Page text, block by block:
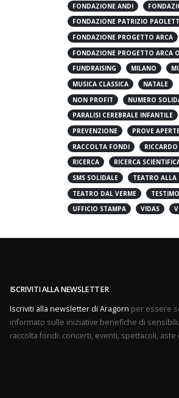
FONDAZIONE ANDI
FONDAZIONE PATRIZIO
FONDAZIONE PROGETTO ARCA
FONDAZIONE PROGETTO ARCA
FUNDRAISING
MILANO
MUSICA CLASSICA
NATALE
NON PROFIT
NUMERO
PARALISI CEREBRALE INFANTILE
PREVENZIONE
PROVE
RACCOLTA FONDI
RICERCA
RICERCA
SMS SOLIDALE
TEATRO ALLA
TEATRO DAL VERME
UFFICIO STAMPA
VIDAS
ISCRIVITI ALLA NEWSLETTER
Iscriviti alla newsletter di Aragorn per essere
informato sulle iniziative benefiche di
raccolta fondi: concerti, eventi, spettacoli, aste